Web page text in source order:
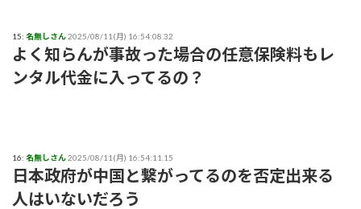
15: 名無しさん2025/08/11(月) 16:54:08.32
よく知らんが事故った場合の任意保険料もレ
ンタル代金に入ってるの？
16: 名無しさん2025/08/11(月) 16:54:11.15
日本政府が中国と繋がってるのを否定出来る
人はいないだろう